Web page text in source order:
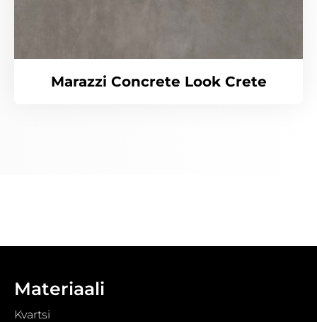
Marazzi Concrete Look Crete
Materiaali
Kvartsi